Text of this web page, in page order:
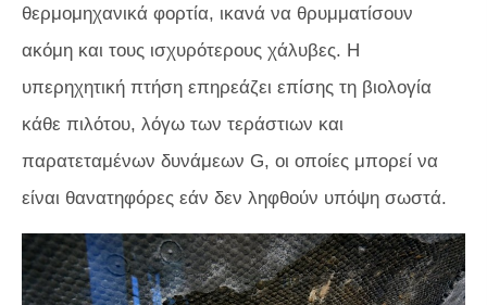
θερμομηχανικά φορτία, ικανά να θρυμματίσουν
ακόμη και τους ισχυρότερους χάλυβες. Η
υπερηχητική πτήση επηρεάζει επίσης τη βιολογία
κάθε πιλότου, λόγω των τεράστιων και
παρατεταμένων δυνάμεων G, οι οποίες μπορεί να
είναι θανατηφόρες εάν δεν ληφθούν υπόψη σωστά.